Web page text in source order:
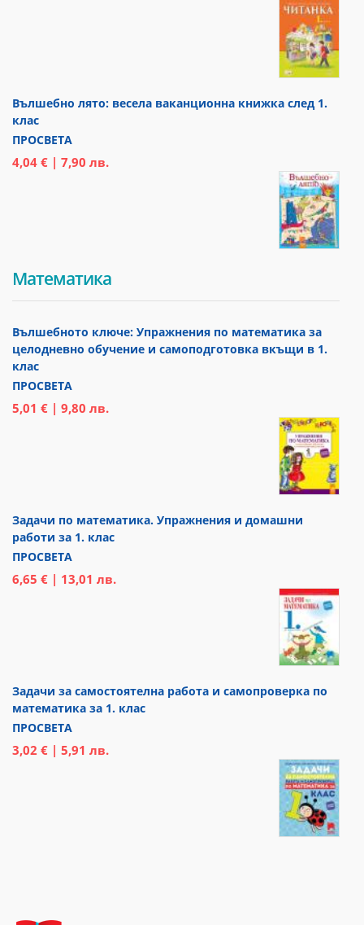
Вълшебно лято: весела ваканционна книжка след 1.
клас
ПРОСВЕТА
4,04 € | 7,90 лв.
Математика
Вълшебното ключе: Упражнения по математика за
целодневно обучение и самоподготовка вкъщи в 1.
клас
ПРОСВЕТА
5,01 € | 9,80 лв.
Задачи по математика. Упражнения и домашни
работи за 1. клас
ПРОСВЕТА
6,65 € | 13,01 лв.
Задачи за самостоятелна работа и самопроверка по
математика за 1. клас
ПРОСВЕТА
3,02 € | 5,91 лв.